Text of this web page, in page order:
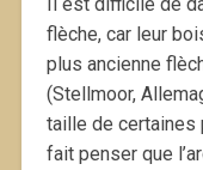
flèche, car leur
plus ancienne
(Stellmoor,
taille de certaines
fait penser que